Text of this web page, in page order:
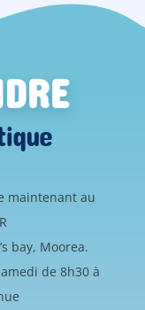
maintenant au
bay, Moorea.
de 8h30 à